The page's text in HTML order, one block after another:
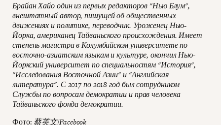
Брайан Хайо один из первых редакторов "Нью Блум",
внештатный автор, пишущей об общественных
движениях и политике, переводчик. Уроженец Нью-
Йорка, американец Тайваньского происхождения. Имеет
степень магистра в Колумбийском университете по
восточно-азиатским языкам и культуре, окончил Нью-
Йоркский университет по специальностям "История",
"Исследования Восточной Азии" и "Английская
литература". С 2017 по 2018 год был сотрудником
Службы по вопросам демократии и прав человека
Тайваньского фонда демократии.
Фото: 蔡英文/Facebook